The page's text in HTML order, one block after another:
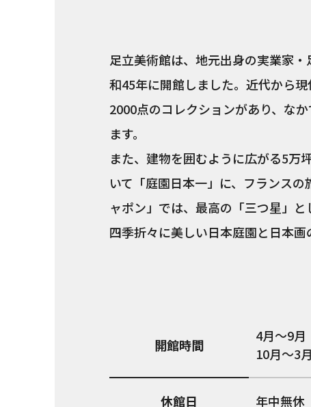
足立美術館は、地元出身の実業家
和45年に開館しました。近代から
2000点のコレクションがあり、な
ます。
また、建物を囲むように広がる5万
いて「庭園日本一」に、フランス
ャポン」では、最高の「三つ星」と
四季折々に美しい日本庭園と日本画
開館時間
4月～9
10月～3
休館日 年中無休